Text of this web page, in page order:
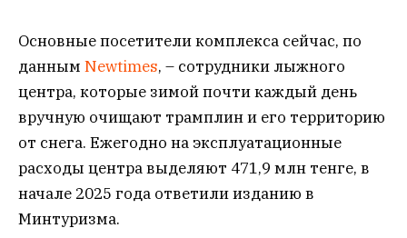
Основные посетители комплекса сейчас, по
данным Newtimes, – сотрудники лыжного
центра, которые зимой почти каждый день
вручную очищают трамплин и его территорию
от снега. Ежегодно на эксплуатационные
расходы центра выделяют 471,9 млн тенге, в
начале 2025 года ответили изданию в
Минтуризма.